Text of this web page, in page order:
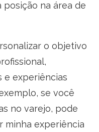
na área de
o objetivo
e experiências
se você
no varejo, pode
minha experiência